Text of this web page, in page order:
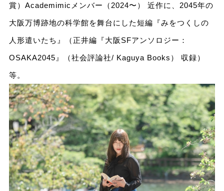
賞）Academimicメンバー（2024〜） 近作に、2045年の
大阪万博跡地の科学館を舞台にした短編『みをつくしの
人形遣いたち』（正井編『大阪SFアンソロジー：
OSAKA2045』（社会評論社/ Kaguya Books） 収録）
等。